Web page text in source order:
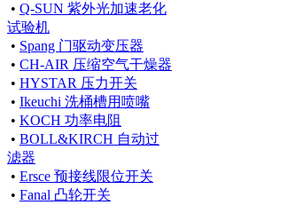
• Q-SUN 紫外光加速老化
试验机
• Spang 门驱动变压器
• CH-AIR 压缩空气干燥器
• HYSTAR 压力开关
• Ikeuchi 洗桶槽用喷嘴
• KOCH 功率电阻
• BOLL&KIRCH 自动过
滤器
• Ersce 预接线限位开关
• Fanal 凸轮开关